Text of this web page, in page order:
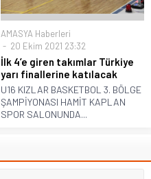
AMASYA Haberleri
20 Ekim 2021 23:32
İlk 4’e giren takımlar Türkiye
yarı finallerine katılacak
U16 KIZLAR BASKETBOL 3. BÖLGE
ŞAMPİYONASI HAMİT KAPLAN
SPOR SALONUNDA...